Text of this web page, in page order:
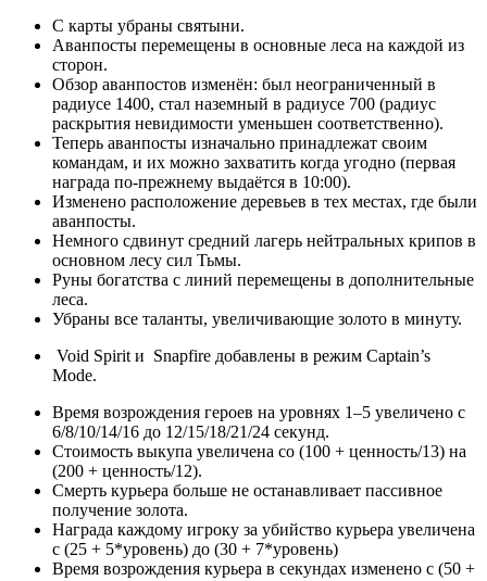
С карты убраны святыни.
Аванпосты перемещены в основные леса на каждой из
сторон.
Обзор аванпостов изменён: был неограниченный в
радиусе 1400, стал наземный в радиусе 700 (радиус
раскрытия невидимости уменьшен соответственно).
Теперь аванпосты изначально принадлежат своим
командам, и их можно захватить когда угодно (первая
награда по-прежнему выдаётся в 10:00).
Изменено расположение деревьев в тех местах, где были
аванпосты.
Немного сдвинут средний лагерь нейтральных крипов в
основном лесу сил Тьмы.
Руны богатства с линий перемещены в дополнительные
леса.
Убраны все таланты, увеличивающие золото в минуту.
Void Spirit и Snapfire добавлены в режим Captain’s
Mode.
Время возрождения героев на уровнях 1–5 увеличено с
6/8/10/14/16 до 12/15/18/21/24 секунд.
Стоимость выкупа увеличена со (100 + ценность/13) на
(200 + ценность/12).
Смерть курьера больше не останавливает пассивное
получение золота.
Награда каждому игроку за убийство курьера увеличена
с (25 + 5*уровень) до (30 + 7*уровень)
Время возрождения курьера в секундах изменено с (50 +